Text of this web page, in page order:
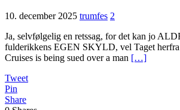
10. december 2025 trumfes 2
Ja, selvfølgelig en retssag, for det kan jo
fulderikkens EGEN SKYLD, vel Taget
Cruises is being sued over a man […]
Tweet
Pin
Share